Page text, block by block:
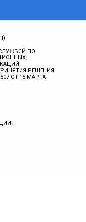
ПО
РЕШЕНИЯ
ОТ 15 МАРТА